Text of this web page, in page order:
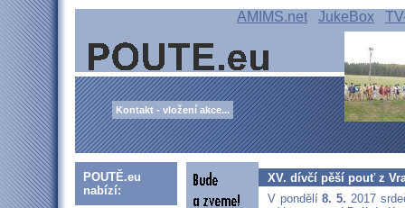
AMIMS.net JukeBox
Kontakt - vložení akce...
POUTĚ.eu
nabízí:
XV. dívčí pěší pouť z
V pondělí8. 5. 2017